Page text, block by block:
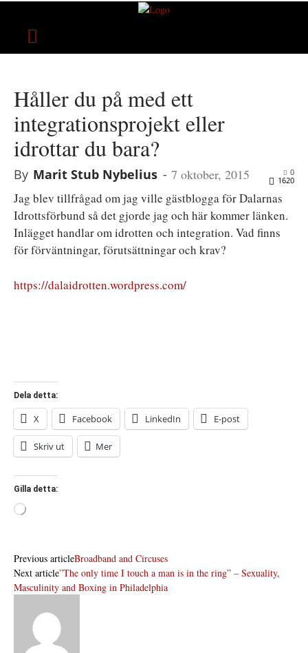
Håller du på med ett
integrationsprojekt eller
idrottar du bara?
By Marit Stub Nybelius - 7 oktober, 2015
0
1620
Jag blev tillfrågad om jag ville gästblogga för Dalarnas
Idrottsförbund så det gjorde jag och här kommer länken.
Inlägget handlar om idrotten och integration. Vad finns
för förväntningar, förutsättningar och krav?
https://dalaidrotten.wordpress.com/
Dela detta:
X Facebook LinkedIn E-post
Skriv ut Mer
Gilla detta:
Laddar
Previous articleBroadband and Circuses
Next article”The only time I touch a man is in the ring” – Sexuality,
Masculinity and Boxing in Philadelphia